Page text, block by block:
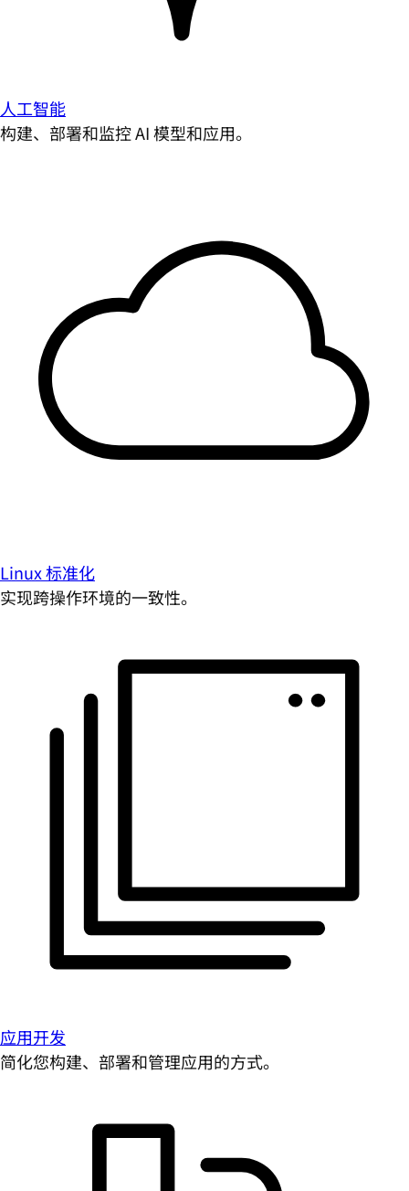
人工智能
构建、部署和监控 AI 模型和应用。
Linux 标准化
实现跨操作环境的一致性。
应用开发
简化您构建、部署和管理应用的方式。